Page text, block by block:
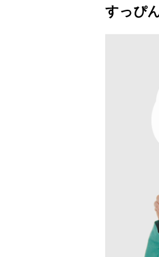
すっぴ